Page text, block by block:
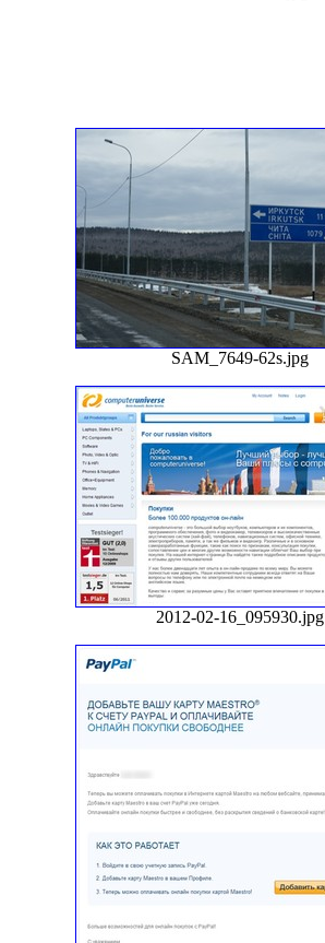
SAM_7649-62s.jpg
2012-02-16_095930.jpg